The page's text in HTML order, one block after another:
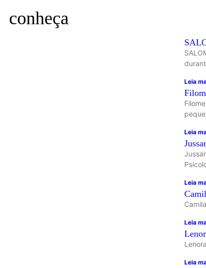
conheça
Leia
Leia
Leia
Leia
Leia